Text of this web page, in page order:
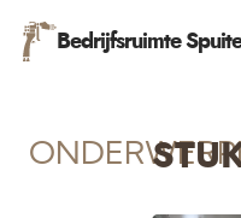
Bedrijfsruimte